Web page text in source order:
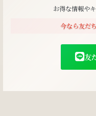
お得な情報や
今なら友だ
友